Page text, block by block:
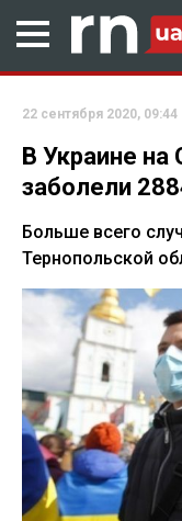
22 сентября 2020, 09:44
В Украине на
заболели
Больше всего
Тернопольской